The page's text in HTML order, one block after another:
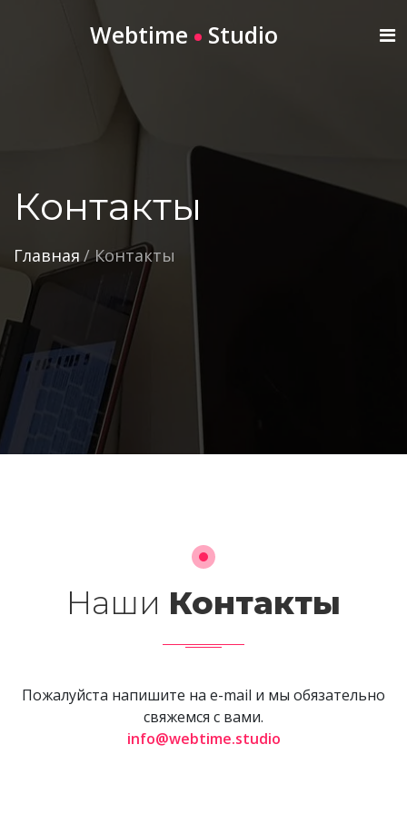
Webtime Studio
Контакты
Главная /Контакты
Наши Контакты
Пожалуйста напишите на e-mail и мы обязательно
свяжемся с вами.
info@webtime.studio